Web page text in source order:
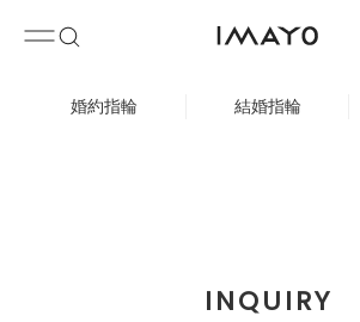
婚約指輪 結婚指輪
INQUIRY